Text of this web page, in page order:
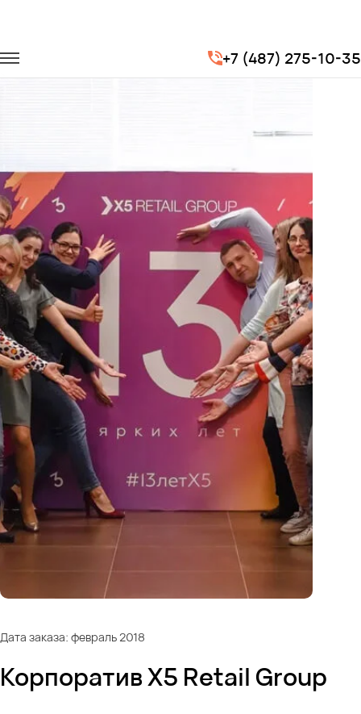
+7 (487) 275-10-35
Корпоративные перевозки
Корпоратив X5 Retail Group
Дата заказа: февраль 2018
Корпоратив X5 Retail Group